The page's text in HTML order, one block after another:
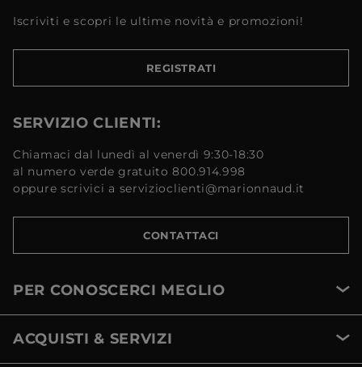
Iscriviti e scopri le ultime novità e promozioni!
REGISTRATI
SERVIZIO CLIENTI:
Chiamaci dal lunedì al venerdì 9:30-18:30
al numero verde gratuito 800.914.998
oppure scrivici a servizioclienti@marionnaud.it
CONTATTACI
PER CONOSCERCI MEGLIO
ACQUISTI & SERVIZI